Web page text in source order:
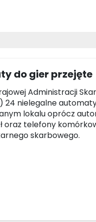
do gier przejęte
Administracji
24 nielegalne
lokalu oprócz
oraz telefony
skarbowego.